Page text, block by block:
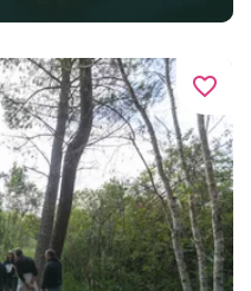
favorite_border